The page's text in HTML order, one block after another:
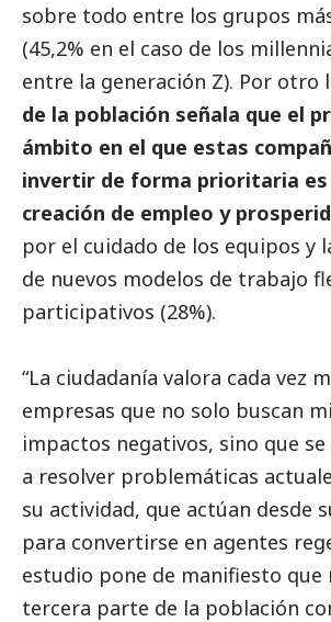
sobre todo entre los grupos
(45,2% en el caso de los
entre la generación Z). Por otro
de la población señala que el
ámbito en el que estas
invertir de forma prioritaria es
creación de empleo y
por el cuidado de los equipos y
de nuevos modelos de trabajo
participativos (28%).
“La ciudadanía valora cada vez
empresas que no solo buscan
impactos negativos, sino que
a resolver problemáticas
su actividad, que actúan desde
para convertirse en agentes
estudio pone de manifiesto que
tercera parte de la población